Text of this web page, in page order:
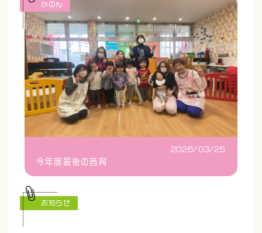
2026/03/25
今年度最後の音育
かのん
お知らせ